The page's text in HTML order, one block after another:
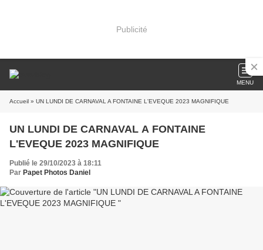
Publicité
MENU
Accueil » UN LUNDI DE CARNAVAL A FONTAINE L'EVEQUE 2023 MAGNIFIQUE
UN LUNDI DE CARNAVAL A FONTAINE
L'EVEQUE 2023 MAGNIFIQUE
Publié le 29/10/2023 à 18:11
Par Papet Photos Daniel